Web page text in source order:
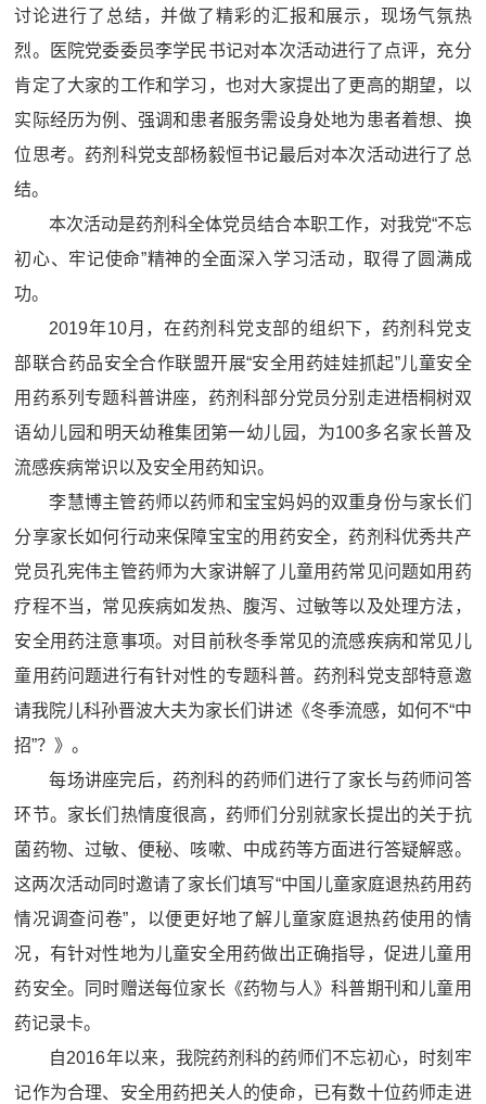
讨论进行了总结，并做了精彩的汇报和展示，现场气氛热
烈。医院党委委员李学民书记对本次活动进行了点评，充分
肯定了大家的工作和学习，也对大家提出了更高的期望，以
实际经历为例、强调和患者服务需设身处地为患者着想、换
位思考。药剂科党支部杨毅恒书记最后对本次活动进行了总
结。
本次活动是药剂科全体党员结合本职工作，对我党“不忘
初心、牢记使命”精神的全面深入学习活动，取得了圆满成
功。
2019年10月，在药剂科党支部的组织下，药剂科党支
部联合药品安全合作联盟开展“安全用药娃娃抓起”儿童安全
用药系列专题科普讲座，药剂科部分党员分别走进梧桐树双
语幼儿园和明天幼稚集团第一幼儿园，为100多名家长普及
流感疾病常识以及安全用药知识。
李慧博主管药师以药师和宝宝妈妈的双重身份与家长们
分享家长如何行动来保障宝宝的用药安全，药剂科优秀共产
党员孔宪伟主管药师为大家讲解了儿童用药常见问题如用药
疗程不当，常见疾病如发热、腹泻、过敏等以及处理方法，
安全用药注意事项。对目前秋冬季常见的流感疾病和常见儿
童用药问题进行有针对性的专题科普。药剂科党支部特意邀
请我院儿科孙晋波大夫为家长们讲述《冬季流感，如何不“中
招”？》。
每场讲座完后，药剂科的药师们进行了家长与药师问答
环节。家长们热情度很高，药师们分别就家长提出的关于抗
菌药物、过敏、便秘、咳嗽、中成药等方面进行答疑解惑。
这两次活动同时邀请了家长们填写“中国儿童家庭退热药用药
情况调查问卷”，以便更好地了解儿童家庭退热药使用的情
况，有针对性地为儿童安全用药做出正确指导，促进儿童用
药安全。同时赠送每位家长《药物与人》科普期刊和儿童用
药记录卡。
自2016年以来，我院药剂科的药师们不忘初心，时刻牢
记作为合理、安全用药把关人的使命，已有数十位药师走进